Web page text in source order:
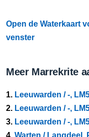
Open de Waterkaart
venster
Meer Marrekrite
1. Leeuwarden / -,
2. Leeuwarden / -,
3. Leeuwarden / -,
4. Warten / Langdeel,